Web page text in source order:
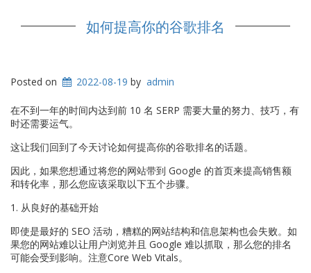
如何提高你的谷歌排名
Posted on 2022-08-19 by admin
在不到一年的时间内达到前 10 名 SERP 需要大量的努力、技巧，有
时还需要运气。
这让我们回到了今天讨论如何提高你的谷歌排名的话题。
因此，如果您想通过将您的网站带到 Google 的首页来提高销售额
和转化率，那么您应该采取以下五个步骤。
1. 从良好的基础开始
即使是最好的 SEO 活动，糟糕的网站结构和信息架构也会失败。如
果您的网站难以让用户浏览并且 Google 难以抓取，那么您的排名
可能会受到影响。注意Core Web Vitals。